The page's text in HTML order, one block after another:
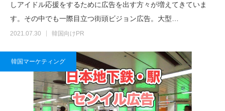
しアイドル応援をするために広告を出す方々が増えてきていま
す。その中でも一際目立つ街頭ビジョン広告。大型…
2021.07.30 韓国向けPR
韓国マーケティング